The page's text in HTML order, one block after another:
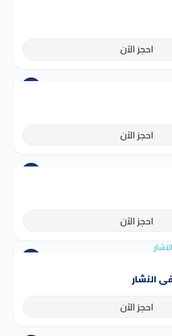
احجز الآن
احجز الآن
احجز الآن
النشار
احجز الآن